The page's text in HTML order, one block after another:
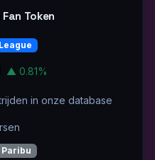
Token
▲ 0.81%
in onze database
Paribu